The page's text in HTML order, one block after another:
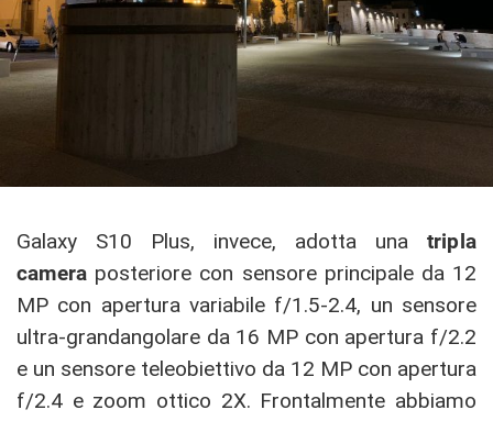
Galaxy S10 Plus, invece, adotta una tripla
camera posteriore con sensore principale da 12
MP con apertura variabile f/1.5-2.4, un sensore
ultra-grandangolare da 16 MP con apertura f/2.2
e un sensore teleobiettivo da 12 MP con apertura
f/2.4 e zoom ottico 2X. Frontalmente abbiamo